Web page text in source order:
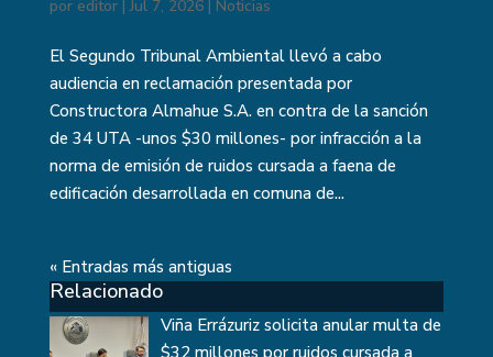
por editor|Jul 7, 2026| Noticias
El Segundo Tribunal Ambiental llevó a cabo
audiencia en reclamación presentada por
Constructora Almahue S.A. en contra de la sanción
de 34 UTA -unos $30 millones- por infracción a la
norma de emisión de ruidos cursada a faena de
edificación desarrollada en comuna de...
« Entradas más antiguas
Relacionado
Viña Errázuriz solicita anular multa de
$32 millones por ruidos cursada a